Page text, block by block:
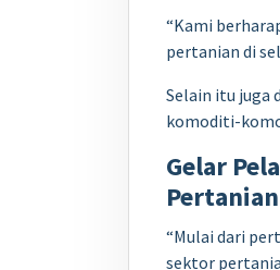
“Kami
pertanian di
Selain itu juga
komoditi-
Gelar
“Mulai dari
sektor